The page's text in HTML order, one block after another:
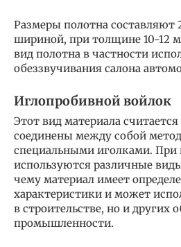
Размеры полотна составляют
шириной, при толщине 10-12
вид полотна в частности
обеззвучивания салона
Иглопробивной войлок
Этот вид материала
соединены между собой
специальными иголками. При
используются различные
чему материал имеет
характеристики и может
в строительстве, но и других
промышленности.